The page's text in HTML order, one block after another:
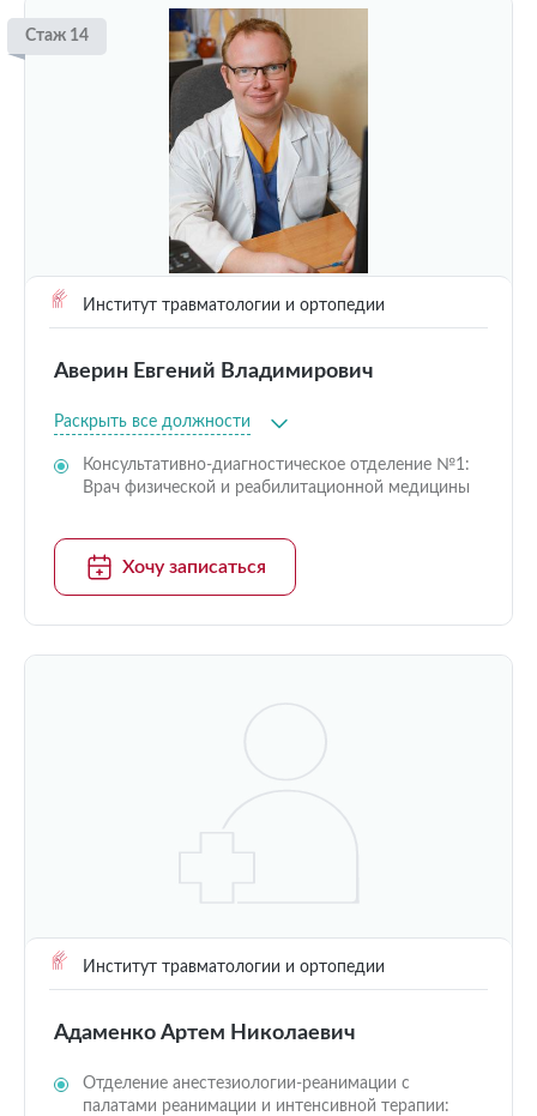
Стаж 14
Институт травматологии и ортопедии
Аверин Евгений Владимирович
Раскрыть все должности
Консультативно-диагностическое отделение №1:
Врач физической и реабилитационной медицины
Хочу записаться
Институт травматологии и ортопедии
Адаменко Артем Николаевич
Отделение анестезиологии-реанимации с
палатами реанимации и интенсивной терапии: